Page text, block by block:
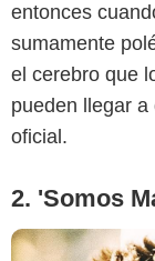
entonces
sumamente
el cerebro que
pueden llegar
oficial.
2. 'Somos